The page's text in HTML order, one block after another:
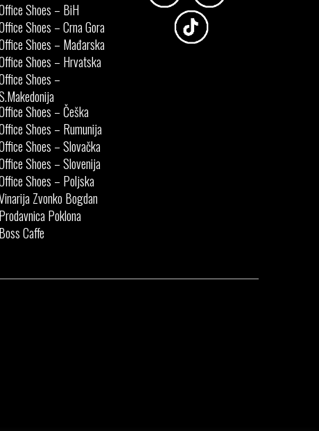
Shoes – BiH
Shoes – Crna Gora
Shoes – Mađarska
Shoes – Hrvatska
Shoes –
Shoes – Češka
Shoes – Rumunija
Shoes – Slovačka
Shoes – Slovenija
Shoes – Poljska
Zvonko Bogdan
Prodavnica Poklona
Boss Caffe